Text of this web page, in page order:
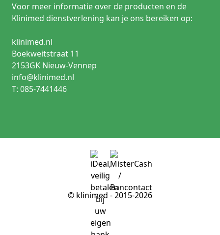
Voor meer informatie over de producten en de
Klinimed dienstverlening kan je ons bereiken op:
klinimed.nl
Boekweitstraat 11
2153GK Nieuw-Vennep
info@klinimed.nl
T: 085-7441446
© klinimed - 2015-2026